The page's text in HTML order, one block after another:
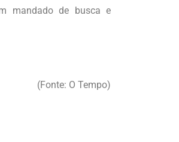
mandado de busca e
(Fonte: O Tempo)